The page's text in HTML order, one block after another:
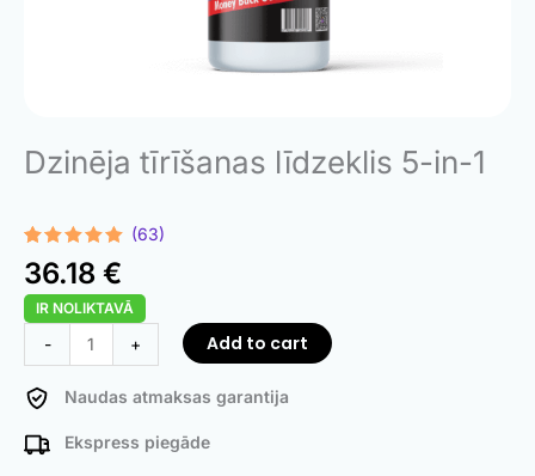
Dzinēja tīrīšanas līdzeklis 5-in-1
Rated 4.98
out of 5
based on
63
customer
ratings
(63)
36.18 €
IR NOLIKTAVĀ
-
in-
1
Cleaner
+ Add to cart
Naudas atmaksas garantija
Ekspress piegāde